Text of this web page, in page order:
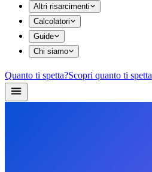
Altri risarcimenti
Calcolatori
Guide
Chi siamo
Quanto ti spetta?Scopri quanto ti spetta